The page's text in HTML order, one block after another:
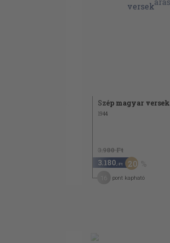
Szép magyar versek
1944
3.980 Ft
3.180 ,-Ft 20
pont kapható